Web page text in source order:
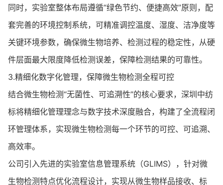
同时，实验室整体布局遵循“绿色节约、便捷高效”原则，配
套完善的环境控制系统，可精准调控温度、湿度、洁净度等
关键环境参数，确保微生物培养、检测过程的稳定性，从硬
件层面最大限度降低检测误差，保障检测结果的可靠性。
3.精细化数字化管理，保障微生物检测全程可控
结合微生物检测“无菌性、可追溯性”的核心要求，深圳中纺
标将精细化管理理念与数字技术深度融合，构建了全流程闭
环管理体系，实现微生物检测每一个环节的可控、可追溯、
高效率。
公司引入先进的实验室信息管理系统（GLIMS），针对微
生物检测特点优化流程设计，实现从微生物样品接收、标